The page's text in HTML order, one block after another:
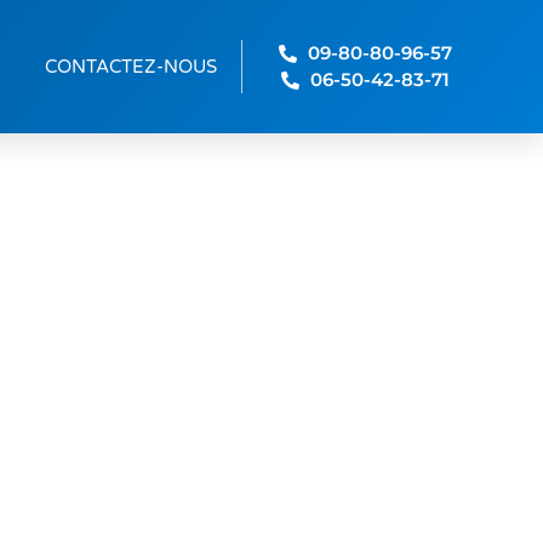
CONTACTEZ-NOUS
09-80-80-96-57
06-50-42-83-71